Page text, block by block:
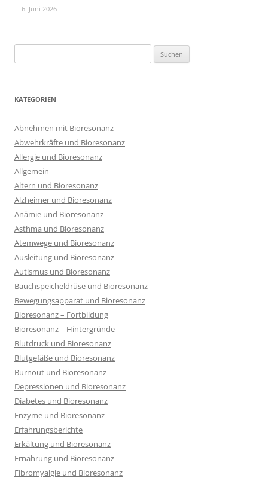
6. Juni 2026
nach:
KATEGORIEN
Abnehmen mit Bioresonanz
Abwehrkräfte und Bioresonanz
Allergie und Bioresonanz
Allgemein
Altern und Bioresonanz
Alzheimer und Bioresonanz
Anämie und Bioresonanz
Asthma und Bioresonanz
Atemwege und Bioresonanz
Ausleitung und Bioresonanz
Autismus und Bioresonanz
Bauchspeicheldrüse und Bioresonanz
Bewegungsapparat und Bioresonanz
Bioresonanz – Fortbildung
Bioresonanz – Hintergründe
Blutdruck und Bioresonanz
Blutgefäße und Bioresonanz
Burnout und Bioresonanz
Depressionen und Bioresonanz
Diabetes und Bioresonanz
Enzyme und Bioresonanz
Erfahrungsberichte
Erkältung und Bioresonanz
Ernährung und Bioresonanz
Fibromyalgie und Bioresonanz